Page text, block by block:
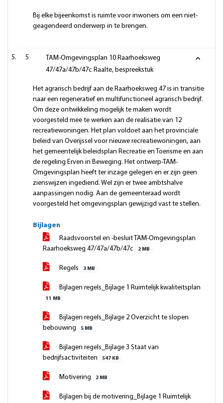
Bij elke bijeenkomst is ruimte voor inwoners om een niet-
geagendeerd onderwerp in te brengen.
5
TAM-Omgevingsplan 10 Raarhoeksweg
47/47a/47b/47c Raalte, bespreekstuk
Het agrarisch bedrijf aan de Raarhoeksweg 47 is in transitie
naar een regeneratief en multifunctioneel agrarisch bedrijf.
Om deze ontwikkeling mogelijk te maken wordt
voorgesteld mee te werken aan de realisatie van 12
recreatiewoningen. Het plan voldoet aan het provinciale
beleid van Overijssel voor nieuwe recreatiewoningen, aan
het gemeentelijk beleidsplan Recreatie en Toerisme en aan
de regeling Erven in Beweging. Het ontwerp-TAM-
Omgevingsplan heeft ter inzage gelegen en er zijn geen
zienswijzen ingediend. Wel zijn er twee ambtshalve
aanpassingen nodig. Aan de gemeenteraad wordt
voorgesteld het omgevingsplan gewijzigd vast te stellen.
Bijlagen
Raadsvoorstel en -besluit TAM-Omgevingsplan
Raarhoeksweg 47/47a/47b/47c
2 MB
Regels 3 MB
Bijlagen regels_Bijlage 1 Ruimtelijk kwaliteitsplan
11 MB
Bijlagen regels_Bijlage 2 Overzicht te slopen
bebouwing
5 MB
Bijlagen regels_Bijlage 3 Staat van
bedrijfsactiviteiten
547 KB
Motivering 2 MB
Bijlagen bij de motivering_Bijlage 1 Ruimtelijk